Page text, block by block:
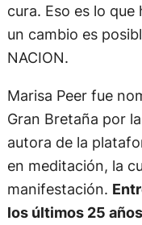
cura. Eso es lo
un cambio es
NACION.
Marisa Peer fue
Gran Bretaña por
autora de la
en meditación, la
manifestación.
los últimos 25